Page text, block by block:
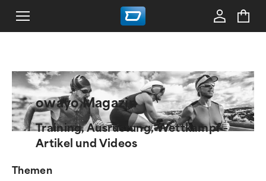
owayo Magazin
Training, Ausrüstung, Wettkampf -
Artikel und Videos
Themen